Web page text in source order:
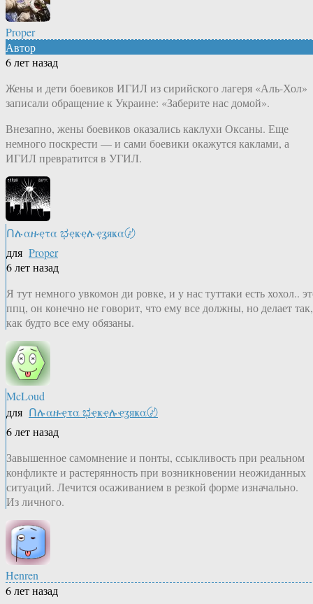
Proper
Автор
6 лет назад
Жены и дети боевиков ИГИЛ из сирийского лагеря «Аль-Хол»
записали обращение к Украине: «Заберите нас домой».
Внезапно, жены боевиков оказались каклухи Оксаны. Еще
немного поскрести — и сами боевики окажутся каклами, а
ИГИЛ превратится в УГИЛ.
Ոሉαዙҿτα ಭҿҝҿሉҿʓяҝα〄
для Proper
6 лет назад
Я тут немного увкомон ди ровке, и у нас туттаки есть хохол..
ппц, он конечно не говорит, что ему все должны, но делает так,
как будто все ему обязаны.
McLoud
для Ոሉαዙҿτα ಭҿҝҿሉҿʓяҝα〄
6 лет назад
Завышенное самомнение и понты, ссыкливость при реальном
конфликте и растерянность при возникновении неожиданных
ситуаций. Лечится осаживанием в резкой форме изначально.
Из личного.
Henren
6 лет назад